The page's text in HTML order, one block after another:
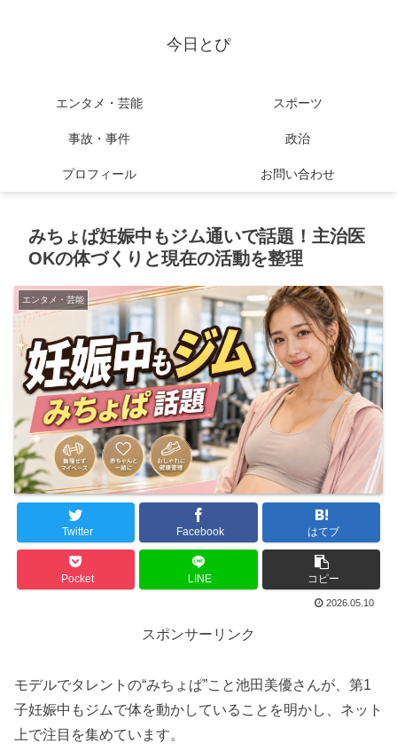
今日とぴ
エンタメ・芸能 スポーツ
事故・事件 政治
プロフィール お問い合わせ
みちょぱ妊娠中もジム通いで話題！主治医
OKの体づくりと現在の活動を整理
エンタメ・芸能
Twitter Facebook はてブ
Pocket LINE コピー
2026.05.10
スポンサーリンク
モデルでタレントの“みちょぱ”こと池田美優さんが、第1
子妊娠中もジムで体を動かしていることを明かし、ネット
上で注目を集めています。